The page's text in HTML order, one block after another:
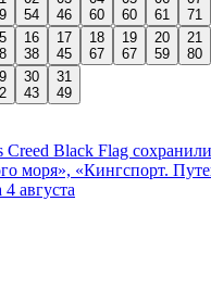
54
46
60
60
61
71
16
38
17
45
18
67
19
67
20
59
21
80
30
43
31
49
Creed Black Flag
моря», «Кингспорт.
августа